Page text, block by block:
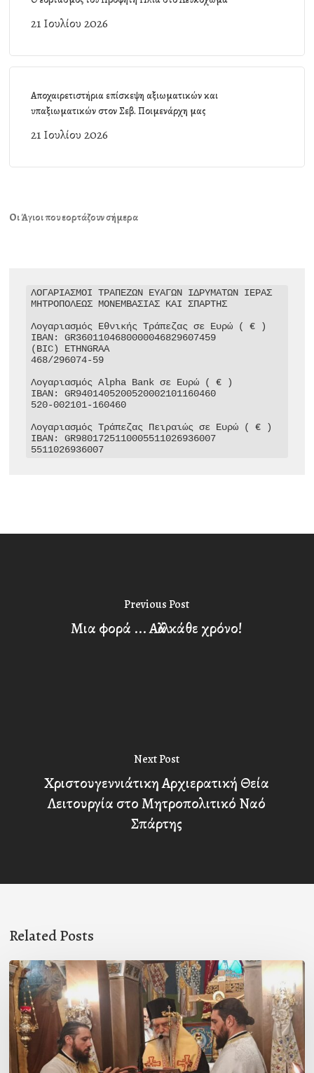
21 Ιουλίου 2026
Αποχαιρετιστήρια επίσκεψη αξιωματικών και
υπαξιωματικών στον Σεβ. Ποιμενάρχη μας
21 Ιουλίου 2026
Οι Άγιοι που εορτάζουν σήμερα
ΛΟΓΑΡΙΑΣΜΟΙ ΤΡΑΠΕΖΩΝ ΕΥΑΓΩΝ ΙΔΡΥΜΑΤΩΝ ΙΕΡΑΣ
ΜΗΤΡΟΠΟΛΕΩΣ ΜΟΝΕΜΒΑΣΙΑΣ ΚΑΙ ΣΠΑΡΤΗΣ
Λογαριασμός Εθνικής Τράπεζας σε Ευρώ ( € )
IBAN: GR3601104680000046829607459
(BIC) ETHNGRAA
468/296074-59
Λογαριασμός Alpha Bank σε Ευρώ ( € )
IBAN: GR9401405200520002101160460
520-002101-160460
Λογαριασμός Τράπεζας Πειραιώς σε Ευρώ ( € )
IBAN: GR9801725110005511026936007
5511026936007
Previous Post
Μια φορά ... Αλλά κάθε χρόνο!
Next Post
Χριστουγεννιάτικη Αρχιερατική Θεία
Λειτουργία στο Μητροπολιτικό Ναό
Σπάρτης
Related Posts
Ιερά
Παράκληση
στον
Ι.Ν.
Κοιμήσεως